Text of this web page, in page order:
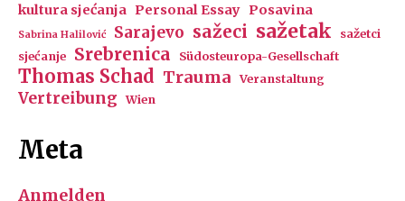
kultura sjećanja Personal Essay Posavina
Sabrina Halilović Sarajevo sažeci sažetak
sažetci
sjećanje
Srebrenica Südosteuropa-Gesellschaft
Thomas Schad Trauma Veranstaltung
Vertreibung Wien
Meta
Anmelden